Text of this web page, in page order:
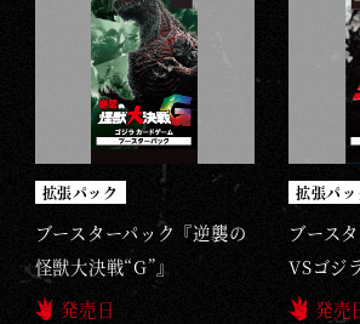
拡張パック
ブースターパック『逆襲の
怪獣大決戦“G”』
発売日
拡張パッ
ブース
VSゴジ
発売